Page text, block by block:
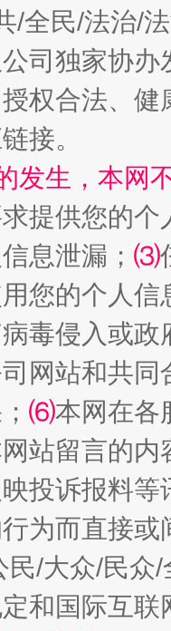
从幼
场
/全民/法治/
司独家协
权合法、
接。
发生，本网
提供您的个
息泄漏； ⑶
您的个人
毒侵入或
网站和共
⑹本网在各
站留言的内
投诉报料
为而直接
民/大众/民
和国际互